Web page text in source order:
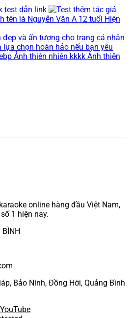
test dẫn link
tên là Nguyễn Văn A 12 tuổi Hiện
chọn hoàn hảo nếu bạn yêu
Ảnh thiên nhiên kkkk Ảnh thiên
online hàng đầu Việt Nam,
1 hiện nay.
BÌNH
Bảo Ninh, Đồng Hới, Quảng Bình